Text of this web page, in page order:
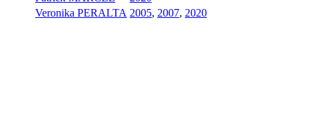
Veronika PERALTA 2005, 2007, 2020